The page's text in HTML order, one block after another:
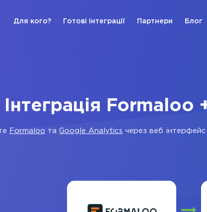
Для кого? Готові інтеграції Партнери Блог
Інтеграція
Formaloo та Google Analytics через веб інтерфейс